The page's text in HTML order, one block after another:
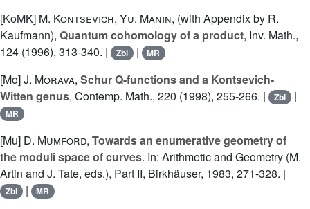
[KoMK] M. Kontsevich, Yu. Manin, (with Appendix by R.
Kaufmann), Quantum cohomology of a product, Inv. Math.,
124 (1996), 313-340. |
Zbl | MR
[Mo]J. Morava, Schur Q-functions and a Kontsevich-
Witten genus, Contemp. Math., 220 (1998), 255-266. | Zbl |
MR
[Mu] D. Mumford, Towards an enumerative geometry of
the moduli space of curves. In: Arithmetic and Geometry (M.
Artin and J. Tate, eds.), Part II, Birkhäuser, 1983, 271-328. |
Zbl | MR